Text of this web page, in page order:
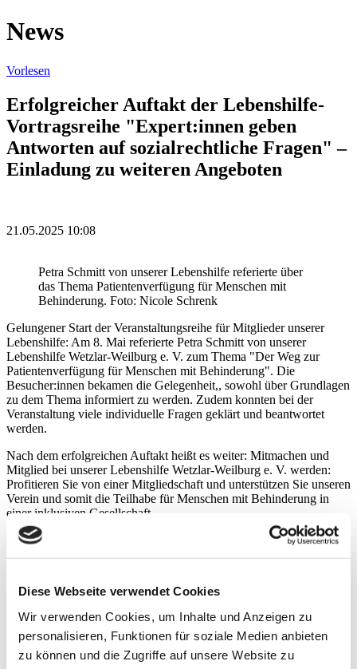
Diese Webseite verwendet Cookies
Wir verwenden Cookies, um Inhalte und Anzeigen zu
personalisieren, Funktionen für soziale Medien anbieten
zu können und die Zugriffe auf unsere Website zu
News
Vorlesen
Erfolgreicher Auftakt der Lebenshilfe-
Vortragsreihe "Expert:innen geben
Antworten auf sozialrechtliche Fragen" –
Einladung zu weiteren Angeboten
21.05.2025 10:08
Petra Schmitt von unserer Lebenshilfe referierte über
das Thema Patientenverfügung für Menschen mit
Behinderung. Foto: Nicole Schrenk
Gelungener Start der Veranstaltungsreihe für Mitglieder unserer
Lebenshilfe: Am 8. Mai referierte Petra Schmitt von unserer
Lebenshilfe Wetzlar-Weilburg e. V. zum Thema "Der Weg zur
Patientenverfügung für Menschen mit Behinderung". Die
Besucher:innen bekamen die Gelegenheit,, sowohl über Grundlagen
zu dem Thema informiert zu werden. Zudem konnten bei der
Veranstaltung viele individuelle Fragen geklärt und beantwortet
werden.
Nach dem erfolgreichen Auftakt heißt es weiter: Mitmachen und
Mitglied bei unserer Lebenshilfe Wetzlar-Weilburg e. V. werden:
Profitieren Sie von einer Mitgliedschaft und unterstützen Sie unseren
Verein und somit die Teilhabe für Menschen mit Behinderung in
einer inklusiven Gesellschaft.
Hier können Sie schnell und bequem Mitglied bei uns werden
Der VdK stellt sich vor – Eine Kooperation zwischen Lebenshilfe
und VdK mit Jörg Müller, VdK Oberlahn
Anmeldung